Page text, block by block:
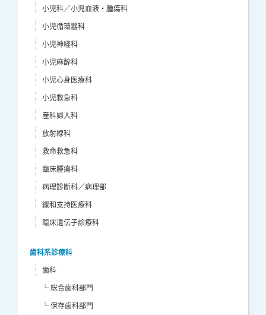
小児科／小児血液・腫瘍科
小児循環器科
小児神経科
小児麻酔科
小児心身医療科
小児救急科
産科婦人科
放射線科
救命救急科
臨床腫瘍科
病理診断科／病理部
緩和支持医療科
臨床遺伝子診療科
歯科系診療科
歯科
└ 総合歯科部門
└ 保存歯科部門